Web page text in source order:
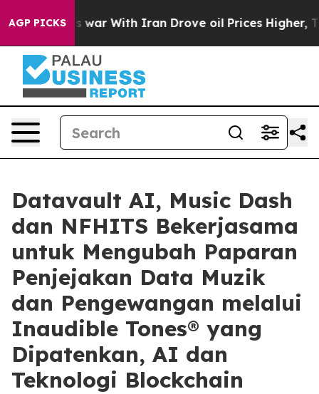
AGP PICKS
As war With Iran Drove oil Prices Higher, Trump
Datavault AI, Music Dash
dan NFHITS Bekerjasama
untuk Mengubah Paparan
Penjejakan Data Muzik
dan Pengewangan melalui
Inaudible Tones® yang
Dipatenkan, AI dan
Teknologi Blockchain